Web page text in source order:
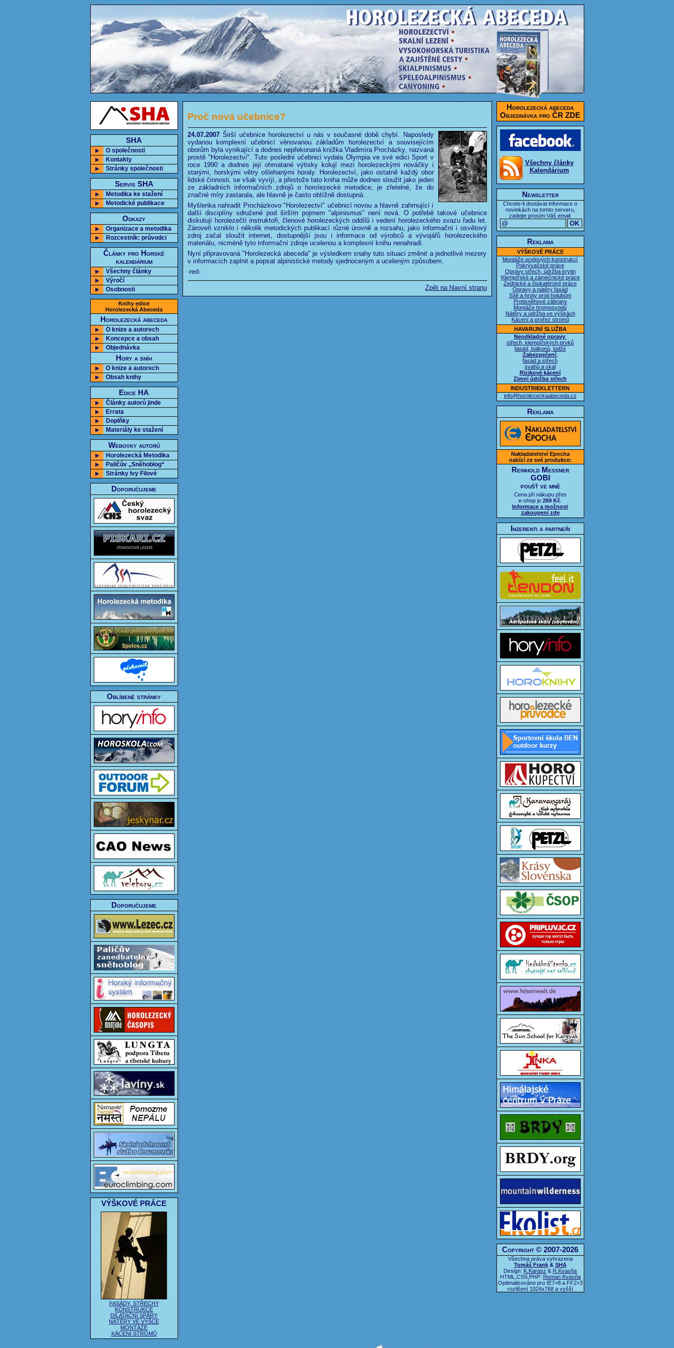
SHA
O společnosti
Kontakty
Stránky společnosti
Servis SHA
Metodika ke stažení
Metodické publikace
Odkazy
Organizace a metodika
Rozcestník: průvodci
Články pro Horské
kalendárium
Všechny články
Výročí
Osobnosti
Knihy edice
Horolezecká Abeceda
Horolezecká abeceda
O knize a autorech
Koncepce a obsah
Objednávka
Hory a sníh
O knize a autorech
Obsah knihy
Edice HA
Články autorů jinde
Errata
Doplňky
Materiály ke stažení
Webovky autorů
Horolezecká Metodika
Paličův „Sněhoblog“
Stránky Ivy Filové
Doporučujeme
Oblíbené stránky
Doporučujeme
VÝŠKOVÉ PRÁCE
FASÁDY, STŘECHY
KONSTRUKCE
DILATAČNÍ SPÁRY
NÁTĚRY VE VÝŠCE
MONTÁŽE
KÁCENÍ STROMŮ
Proč nová učebnice?
24.07.2007Širší učebnice horolezectví u nás v současné době chybí. Naposledy
vydanou komplexní učebnicí věnovanou základům horolezectví a souvisejícím
oborům byla vynikající a dodnes nepřekonaná knížka Vladimíra Procházky, nazvaná
prostě "Horolezectví". Tuto poslední učebnici vydala Olympia ve své edici Sport v
roce 1990 a dodnes její ohmatané výtisky kolují mezi horolezeckými nováčky i
starými, horskými větry ošlehanými horaly. Horolezectví, jako ostatně každý obor
lidské činnosti, se však vyvíjí, a přestože tato kniha může dodnes sloužit jako jeden
ze základních informačních zdrojů o horolezecké metodice, je zřetelné, že do
značné míry zastarala, ale hlavně je často obtížně dostupná.
Myšlenka nahradit Procházkovo "Horolezectví" učebnicí novou a hlavně zahrnující i
další disciplíny sdružené pod širším pojmem "alpinismus" není nová. O potřebě takové učebnice
diskutují horolezečtí instruktoři, členové horolezeckých oddílů i vedení horolezeckého svazu řadu let.
Zároveň vzniklo i několik metodických publikací různé úrovně a rozsahu, jako informační i osvětový
zdroj začal sloužit internet, dostupnější jsou i informace od výrobců a vývojářů horolezeckého
materiálu, nicméně tyto informační zdroje ucelenou a komplexní knihu nenahradí.
Nyní připravovaná "Horolezecká abeceda" je výsledkem snahy tuto situaci změnit a jednotlivé mezery
v informacích zaplnit a popsat alpinistické metody sjednoceným a uceleným způsobem.
-red-
Zpět na hlavní stranu
Horolezecká abeceda
Objednávka pro ČR ZDE
Všechny články
Kalendárium
Newsletter
Chcete-li dostávat informace o
novinkách na tomto serveru,
zadejte prosím Váš email.
Reklama
VÝŠKOVÉ PRÁCE
Montáže ocelových konstrukcí
Pokrývačské práce
Opravy střech, údržba krytin
Klempířské a zámečnické práce
Zednické a štukatérské práce
Opravy a nátěry fasád
Sítě a hroty proti holubům
Protisněhové zábrany
Montáže hromosvodů
Nátěry a údržba ve výškách
Kácení a prořez stromů
HAVARIJNÍ SLUŽBA
Neodkladné opravy:
střech, klempířských prvků
fasád, balkonů, lodžií
Zabezpečení:
fasád a střech
svahů a skal
Rizikové kácení
Zimní údržba střech
INDUSTRIEKLETTERN
info@horolezeckaabeceda.cz
Reklama
Nakladatelství Epocha
nabízí ze své produkce:
Reinhold Messner
GOBI
poušť ve mně
Cena při nákupu přes
e-shop je 269 Kč
Informace a možnost
zakoupení zde
Inzerenti a partneři
Copyright © 2007-2026
Všechna práva vyhrazena
Tomáš Frank& SHA
Design: K.Karasz & R.Kvasňa
HTML,CSS,PHP: Roman Kvasňa
Optimalizováno pro IE7+8 a FF2+3
rozlišení 1024x768 a vyšší